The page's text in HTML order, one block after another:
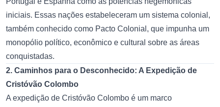
iniciais. Essas nações estabeleceram um sistema colonial,
também conhecido como Pacto Colonial, que impunha um
monopólio político, econômico e cultural sobre as áreas
conquistadas.
2. Caminhos para o Desconhecido: A Expedição de
Cristóvão Colombo
A expedição de Cristóvão Colombo é um marco